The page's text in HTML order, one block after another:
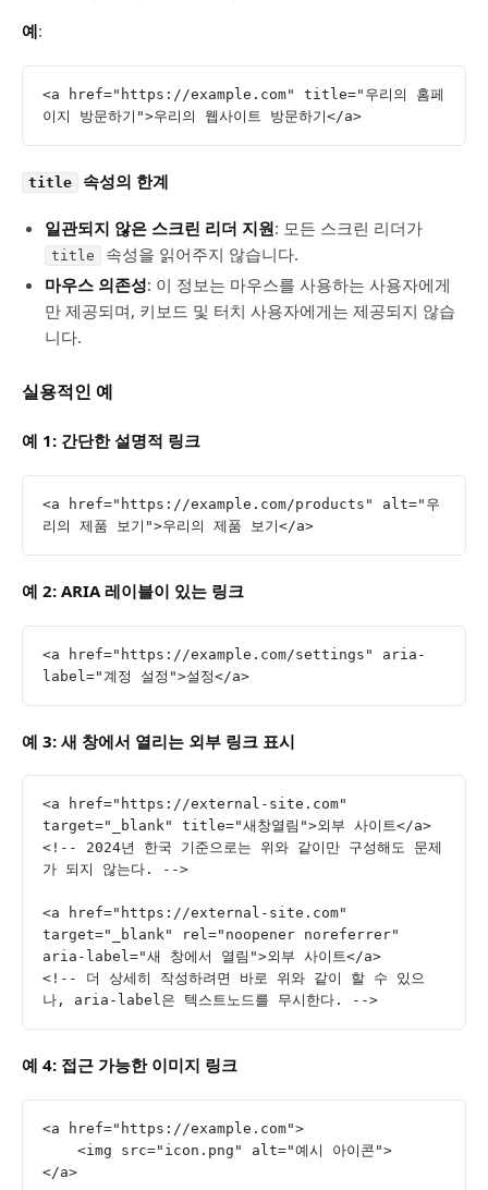
예:
<a href="https://example.com" title="우리의 홈페
이지 방문하기">우리의 웹사이트 방문하기</a>
title 속성의 한계
일관되지 않은 스크린 리더 지원: 모든 스크린 리더가
title
속성을 읽어주지 않습니다.
마우스 의존성: 이 정보는 마우스를 사용하는 사용자에게
만 제공되며, 키보드 및 터치 사용자에게는 제공되지 않습
니다.
실용적인 예
예 1: 간단한 설명적 링크
<a href="https://example.com/products" alt="우
리의 제품 보기">우리의 제품 보기</a>
예 2: ARIA 레이블이 있는 링크
<a href="https://example.com/settings" aria-
label="계정 설정">설정</a>
예 3: 새 창에서 열리는 외부 링크 표시
<a href="https://external-site.com"
target="_blank" title="새창열림">외부 사이트</a>
<!-- 2024년 한국 기준으로는 위와 같이만 구성해도 문제
가 되지 않는다. -->
<a href="https://external-site.com"
target="_blank" rel="noopener noreferrer"
aria-label="새 창에서 열림">외부 사이트</a>
<!-- 더 상세히 작성하려면 바로 위와 같이 할 수 있으
나, aria-label은 텍스트노드를 무시한다. -->
예 4: 접근 가능한 이미지 링크
<a href="https://example.com">
    <img src="icon.png" alt="예시 아이콘">
</a>